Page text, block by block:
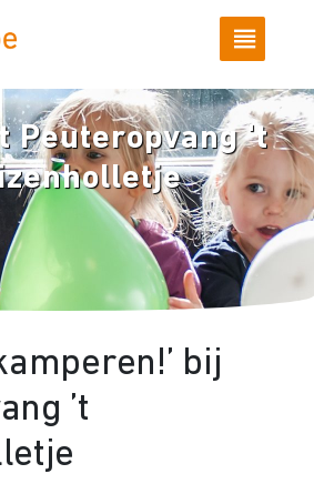
Peuteropvang 't
bij
’t